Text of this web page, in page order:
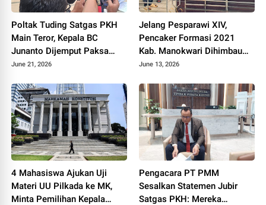
Poltak Tuding Satgas PKH
Main Teror, Kepala BC
Junanto Dijemput Paksa
Tanpa Surat Panggilan
June 21, 2026
Jelang Pesparawi XIV,
Pencaker Formasi 2021
Kab. Manokwari Dihimbau
Jaga Kamtibmas
June 13, 2026
4 Mahasiswa Ajukan Uji
Materi UU Pilkada ke MK,
Minta Pemilihan Kepala
Pengacara PT PMM
Sesalkan Statemen Jubir
Satgas PKH: Mereka